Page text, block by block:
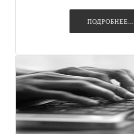
ПОДРОБНЕЕ...